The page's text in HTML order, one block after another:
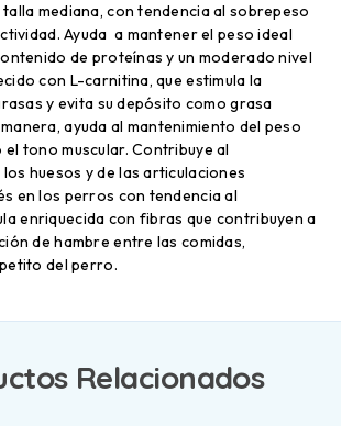
mediana, con tendencia al sobrepeso
Ayuda a mantener el peso ideal
de proteínas y un moderado nivel
con L-carnitina, que estimula la
y evita su depósito como grasa
ayuda al mantenimiento del peso
tono muscular. Contribuye al
huesos y de las articulaciones
en los perros con tendencia al
enriquecida con fibras que contribuyen a
de hambre entre las comidas,
del perro.
Relacionados